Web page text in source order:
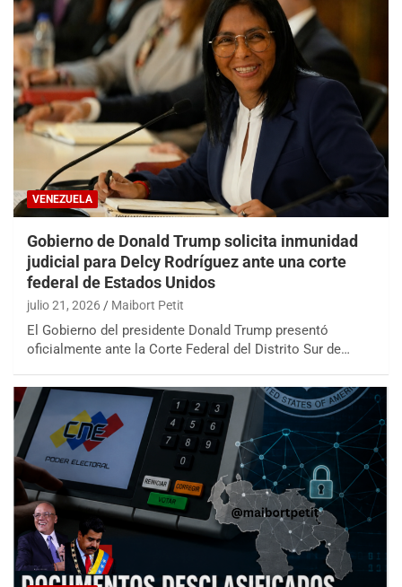
VENEZUELA
Gobierno de Donald Trump solicita inmunidad
judicial para Delcy Rodríguez ante una corte
federal de Estados Unidos
julio 21, 2026 Maibort Petit
El Gobierno del presidente Donald Trump presentó
oficialmente ante la Corte Federal del Distrito Sur de…